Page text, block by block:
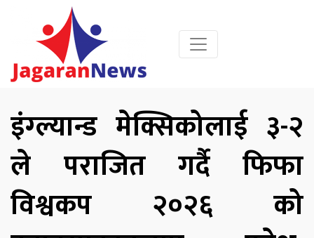
इंग्ल्यान्ड मेक्सिकोलाई ३-२
ले पराजित गर्दै फिफा
विश्वकप २०२६ को